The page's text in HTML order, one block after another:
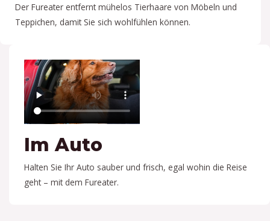
Der Fureater entfernt mühelos Tierhaare von Möbeln und
Teppichen, damit Sie sich wohlfühlen können.
Im Auto
Halten Sie Ihr Auto sauber und frisch, egal wohin die Reise
geht – mit dem Fureater.